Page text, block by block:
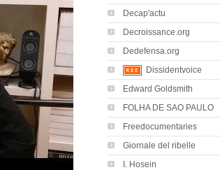
Decap'actu
Decroissance.org
Dedefensa.org
Dissidentvoice
Edward Goldsmith
FOLHA DE SAO PAULO
Freedocumentaries
Giornale del ribelle
I. Hosein